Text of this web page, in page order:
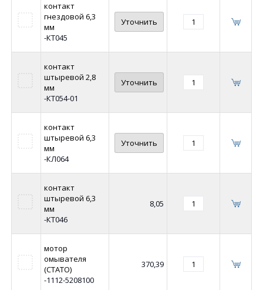
контакт
гнездовой 6,3
мм
-КТ045
Уточнить
контакт
штыревой 2,8
мм
-КТ054-01
Уточнить
контакт
штыревой 6,3
мм
-КЛ064
Уточнить
контакт
штыревой 6,3
мм
-КТ046
8,05
мотор
омывателя
(СТАТО)
-1112-5208100
370,39